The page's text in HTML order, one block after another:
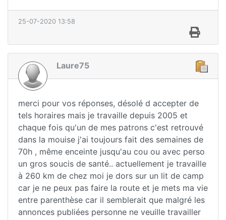
25-07-2020 13:58
Laure75
merci pour vos réponses, désolé d accepter de
tels horaires mais je travaille depuis 2005 et
chaque fois qu'un de mes patrons c'est retrouvé
dans la mouise j'ai toujours fait des semaines de
70h , même enceinte jusqu'au cou ou avec perso
un gros soucis de santé.. actuellement je travaille
à 260 km de chez moi je dors sur un lit de camp
car je ne peux pas faire la route et je mets ma vie
entre parenthèse car il semblerait que malgré les
annonces publiées personne ne veuille travailler